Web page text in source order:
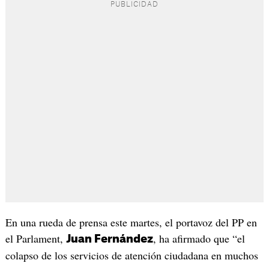
En una rueda de prensa este martes, el portavoz del PP en
el Parlament, Juan Fernández, ha afirmado que “el
colapso de los servicios de atención ciudadana en muchos